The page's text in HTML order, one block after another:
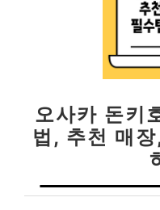
오사카 돈키
법, 추천 매